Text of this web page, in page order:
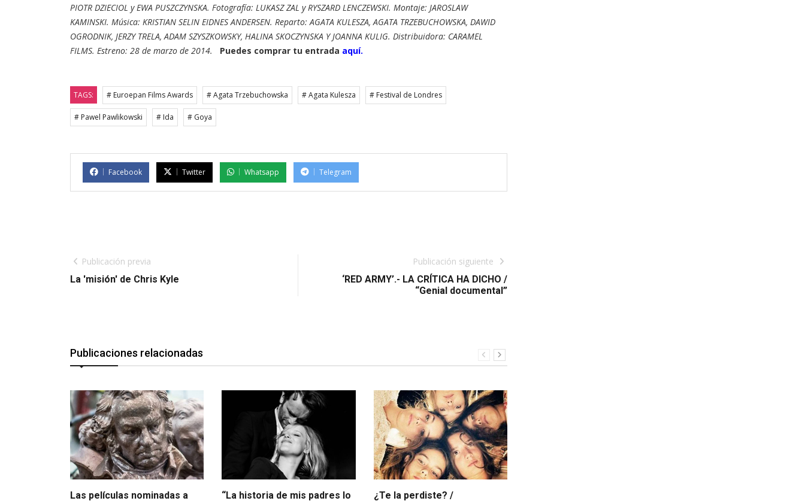
PIOTR DZIECIOL y EWA PUSZCZYNSKA. Fotografía: LUKASZ ZAL y RYSZARD LENCZEWSKI. Montaje: JAROSLAW
KAMINSKI. Música: KRISTIAN SELIN EIDNES ANDERSEN. Reparto: AGATA KULESZA, AGATA TRZEBUCHOWSKA, DAWID
OGRODNIK, JERZY TRELA, ADAM SZYSZKOWSKY, HALINA SKOCZYNSKA Y JOANNA KULIG. Distribuidora: CARAMEL
FILMS. Estreno: 28 de marzo de 2014.
Puedes comprar tu entrada aquí.
TAGS: # Euroepan Films Awards # Agata Trzebuchowska # Agata Kulesza # Festival de Londres
# Pawel Pawlikowski # Ida # Goya
Facebook Twitter Whatsapp Telegram
Publicación previa
La 'misión' de Chris Kyle
Publicación siguiente
‘RED ARMY’.- LA CRÍTICA HA DICHO /
“Genial documental”
Publicaciones relacionadas
Las películas nominadas a
“La historia de mis padres lo
¿Te la perdiste? /